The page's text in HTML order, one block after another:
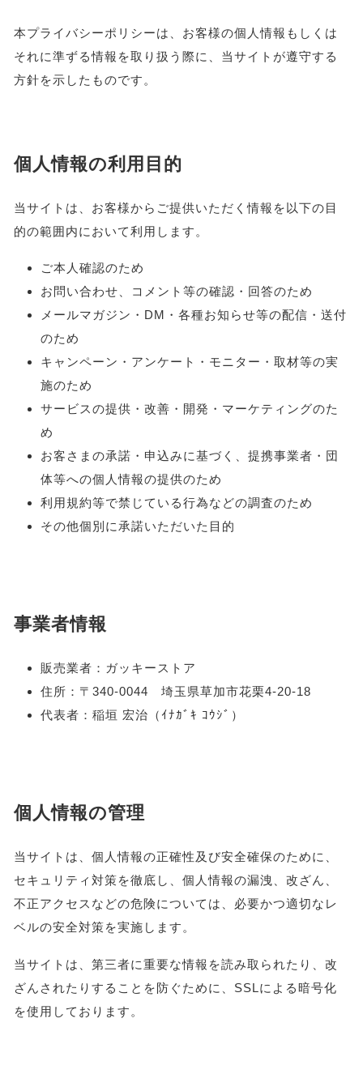
本プライバシーポリシーは、お客様の個人情報もしくは
それに準ずる情報を取り扱う際に、当サイトが遵守する
方針を示したものです。
個人情報の利用目的
当サイトは、お客様からご提供いただく情報を以下の目
的の範囲内において利用します。
ご本人確認のため
お問い合わせ、コメント等の確認・回答のため
メールマガジン・DM・各種お知らせ等の配信・送付
のため
キャンペーン・アンケート・モニター・取材等の実
施のため
サービスの提供・改善・開発・マーケティングのた
め
お客さまの承諾・申込みに基づく、提携事業者・団
体等への個人情報の提供のため
利用規約等で禁じている行為などの調査のため
その他個別に承諾いただいた目的
事業者情報
販売業者：ガッキーストア
住所：〒340-0044 埼玉県草加市花栗4-20-18
代表者：稲垣 宏治（ｲﾅｶﾞｷ ｺｳｼﾞ）
個人情報の管理
当サイトは、個人情報の正確性及び安全確保のために、
セキュリティ対策を徹底し、個人情報の漏洩、改ざん、
不正アクセスなどの危険については、必要かつ適切なレ
ベルの安全対策を実施します。
当サイトは、第三者に重要な情報を読み取られたり、改
ざんされたりすることを防ぐために、SSLによる暗号化
を使用しております。